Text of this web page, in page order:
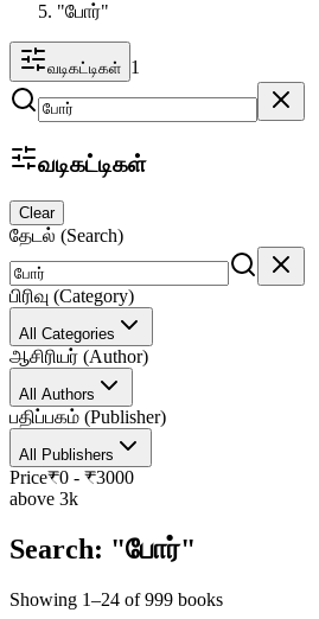
"போர்"
வடிகட்டிகள் 1
வடிகட்டிகள்
Clear
தேடல் (Search)
பிரிவு (Category)
All Categories
ஆசிரியர் (Author)
All Authors
பதிப்பகம் (Publisher)
All Publishers
Price₹0 - ₹3000
above 3k
Search: "போர்"
Showing 1–24 of 999 books